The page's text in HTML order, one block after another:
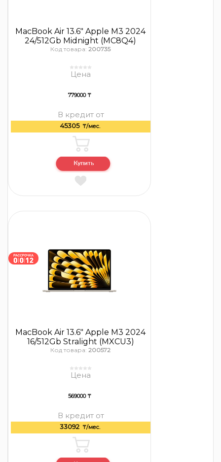
MacBook Air 13.6″ Apple M3 2024
24/512Gb Midnight (MC8Q4)
Код товара: 200735
Цена
779000 ₸
В кредит от
45305 ₸/мес.
MacBook Air 13.6″ Apple M3 2024
16/512Gb Stralight (MXCU3)
Код товара: 200572
Цена
569000 ₸
В кредит от
33092 ₸/мес.